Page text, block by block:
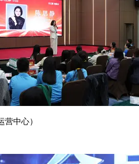
中心）